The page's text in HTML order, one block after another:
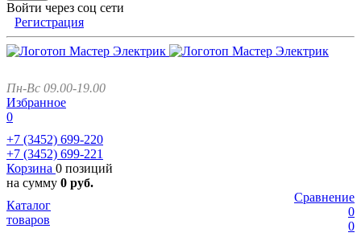
Войти через соц сети
Регистрация
Пн-Вс 09.00-19.00
Избранное
0
+7 (3452) 699-220
+7 (3452) 699-221
Корзина 0 позиций
на сумму 0 руб.
Сравнение
0
0
Каталог
товаров